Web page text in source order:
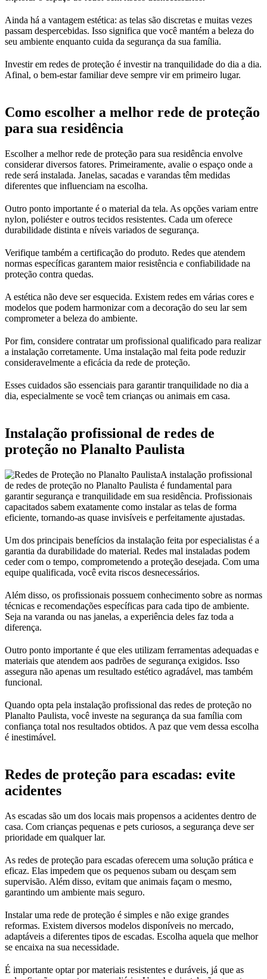
Ainda há a vantagem estética: as telas são discretas e muitas vezes
passam despercebidas. Isso significa que você mantém a beleza do
seu ambiente enquanto cuida da segurança da sua família.
Investir em redes de proteção é investir na tranquilidade do dia a dia.
Afinal, o bem-estar familiar deve sempre vir em primeiro lugar.
Como escolher a melhor rede de proteção
para sua residência
Escolher a melhor rede de proteção para sua residência envolve
considerar diversos fatores. Primeiramente, avalie o espaço onde a
rede será instalada. Janelas, sacadas e varandas têm medidas
diferentes que influenciam na escolha.
Outro ponto importante é o material da tela. As opções variam entre
nylon, poliéster e outros tecidos resistentes. Cada um oferece
durabilidade distinta e níveis variados de segurança.
Verifique também a certificação do produto. Redes que atendem
normas específicas garantem maior resistência e confiabilidade na
proteção contra quedas.
A estética não deve ser esquecida. Existem redes em várias cores e
modelos que podem harmonizar com a decoração do seu lar sem
comprometer a beleza do ambiente.
Por fim, considere contratar um profissional qualificado para realizar
a instalação corretamente. Uma instalação mal feita pode reduzir
consideravelmente a eficácia da rede de proteção.
Esses cuidados são essenciais para garantir tranquilidade no dia a
dia, especialmente se você tem crianças ou animais em casa.
Instalação profissional de redes de
proteção no Planalto Paulista
A instalação profissional
de redes de proteção no Planalto Paulista é fundamental para
garantir segurança e tranquilidade em sua residência. Profissionais
capacitados sabem exatamente como instalar as telas de forma
eficiente, tornando-as quase invisíveis e perfeitamente ajustadas.
Um dos principais benefícios da instalação feita por especialistas é a
garantia da durabilidade do material. Redes mal instaladas podem
ceder com o tempo, comprometendo a proteção desejada. Com uma
equipe qualificada, você evita riscos desnecessários.
Além disso, os profissionais possuem conhecimento sobre as normas
técnicas e recomendações específicas para cada tipo de ambiente.
Seja na varanda ou nas janelas, a experiência deles faz toda a
diferença.
Outro ponto importante é que eles utilizam ferramentas adequadas e
materiais que atendem aos padrões de segurança exigidos. Isso
assegura não apenas um resultado estético agradável, mas também
funcional.
Quando opta pela instalação profissional das redes de proteção no
Planalto Paulista, você investe na segurança da sua família com
confiança total nos resultados obtidos. A paz que vem dessa escolha
é inestimável.
Redes de proteção para escadas: evite
acidentes
As escadas são um dos locais mais propensos a acidentes dentro de
casa. Com crianças pequenas e pets curiosos, a segurança deve ser
prioridade em qualquer lar.
As redes de proteção para escadas oferecem uma solução prática e
eficaz. Elas impedem que os pequenos subam ou desçam sem
supervisão. Além disso, evitam que animais façam o mesmo,
garantindo um ambiente mais seguro.
Instalar uma rede de proteção é simples e não exige grandes
reformas. Existem diversos modelos disponíveis no mercado,
adaptáveis a diferentes tipos de escadas. Escolha aquela que melhor
se encaixa na sua necessidade.
É importante optar por materiais resistentes e duráveis, já que as